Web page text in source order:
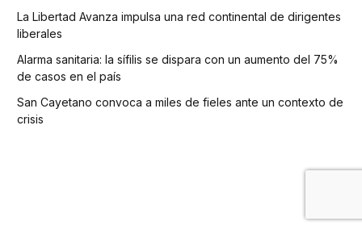
La Libertad Avanza impulsa una red continental de dirigentes
liberales
Alarma sanitaria: la sífilis se dispara con un aumento del 75%
de casos en el país
San Cayetano convoca a miles de fieles ante un contexto de
crisis